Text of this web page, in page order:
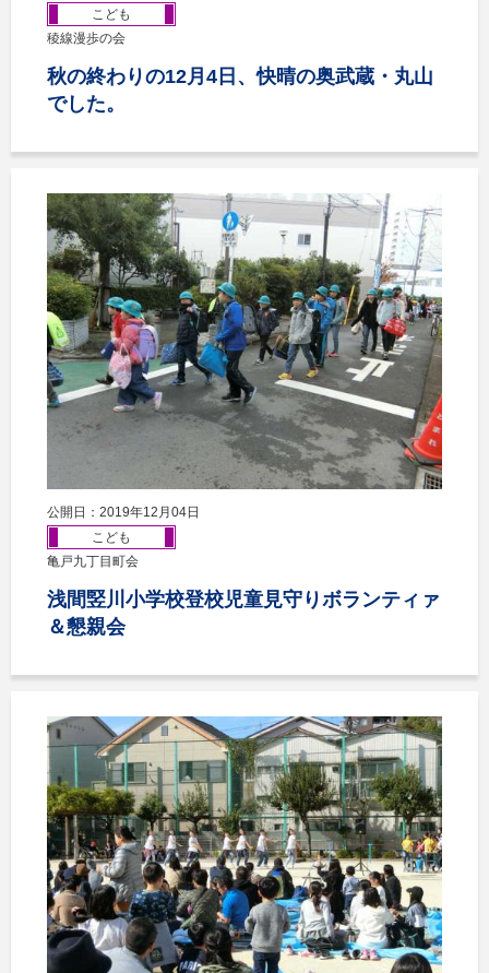
こども
稜線漫歩の会
秋の終わりの12月4日、快晴の奥武蔵・丸山
でした。
公開日：2019年12月04日
こども
亀戸九丁目町会
浅間竪川小学校登校児童見守りボランティァ
＆懇親会